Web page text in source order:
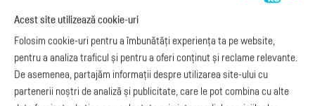
Exemple de facturi
Model factură
Manual de
facturare
Legislaţie facturi
e-Factura B2C
API e-Factura
e-Transport
Integrare Stripe
Integrare
Acest site utilizează cookie-uri
Folosim cookie-uri pentru a îmbunătăți experiența ta pe website,
pentru a analiza traficul și pentru a oferi conținut și reclame relevante.
De asemenea, partajăm informații despre utilizarea site-ului cu
partenerii noștri de analiză și publicitate, care le pot combina cu alte